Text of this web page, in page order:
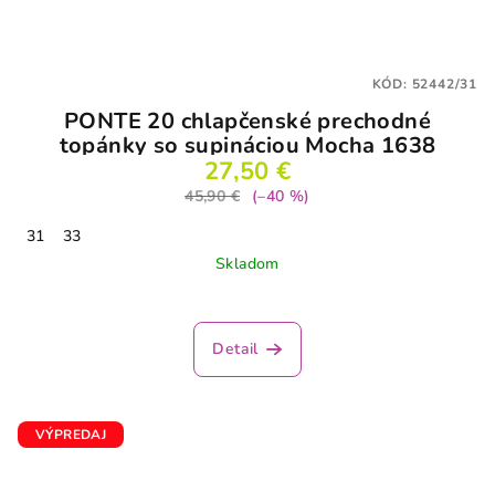
PONTE 20 chlapčenské prechodné
topánky so supináciou Mocha 1638
27,50 €
45,90 €
(–40 %)
31
33
Skladom
Detail
KÓD: 52442/31
VÝPREDAJ